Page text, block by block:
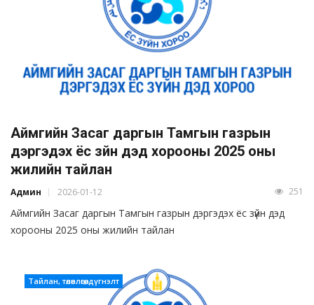
Аймгийн Засаг даргын Тамгын газрын
дэргэдэх ёс зүйн дэд хорооны 2025 оны
жилийн тайлан
Админ 2026-01-12 251
Аймгийн Засаг даргын Тамгын газрын дэргэдэх ёс зүйн дэд
хорооны 2025 оны жилийн тайлан
Тайлан, төлөвлөгөө, дүгнэлт